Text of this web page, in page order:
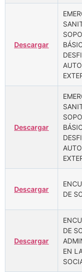
Descargar
Descargar
Descargar
DE
Descargar
DE
EN